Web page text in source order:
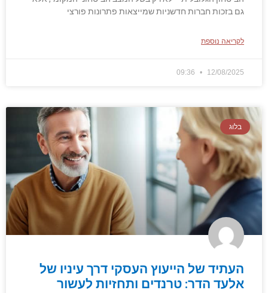
גם בזכות חברות חדשניות שמייצאות פתרונות פורצי
לקריאה נוספת
12/08/2025
בלוג
העתיד של הייעוץ העסקי דרך עיניו של
אלעד הדר: טרנדים ותחזיות לעשור